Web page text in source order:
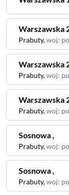
Warszawska
Prabuty,woj:
Warszawska
Prabuty,woj:
Warszawska
Prabuty,woj:
Sosnowa,
Prabuty,woj:
Sosnowa,
Prabuty,woj: